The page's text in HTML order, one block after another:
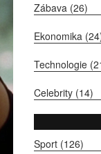
Zábava (26)
Ekonomika
Technologie
Celebrity (14)
Sport (126)